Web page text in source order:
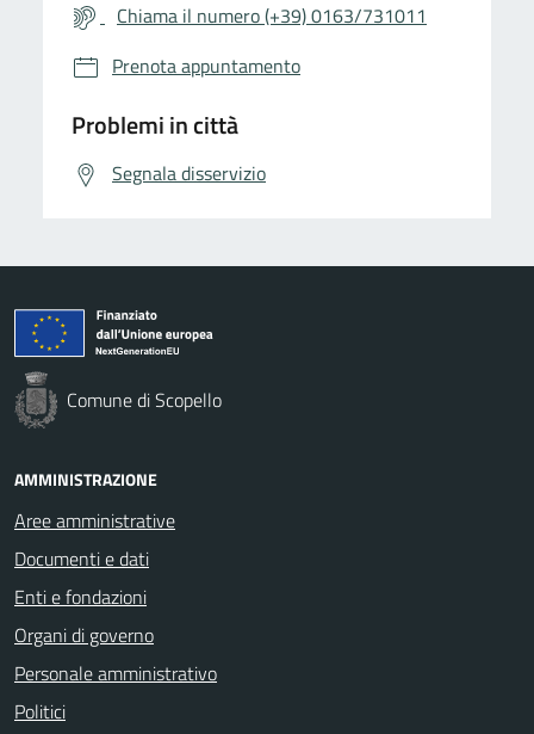
Chiama il numero (+39) 0163/731011
Prenota appuntamento
Problemi in città
Segnala disservizio
Comune di Scopello
AMMINISTRAZIONE
Aree amministrative
Documenti e dati
Enti e fondazioni
Organi di governo
Personale amministrativo
Politici